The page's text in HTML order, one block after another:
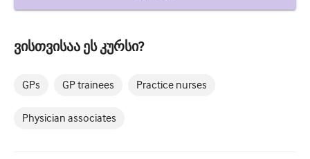
კუნთოვანი
ნევროლოგია
ოფთალმოლოგია
ვისთვისაა ეს კურსი?
GPs GP trainees Practice nurses
Physician associates